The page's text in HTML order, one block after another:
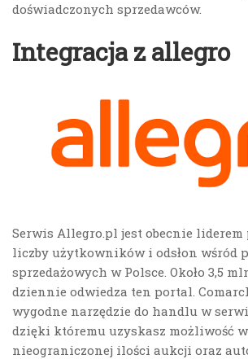
doświadczonych sprzedawców.
Integracja z allegro
Serwis Allegro.pl jest obecnie liderem
liczby użytkowników i odsłon wśród
sprzedażowych w Polsce. Około 3,5
dziennie odwiedza ten portal.
wygodne narzędzie do handlu w
dzięki któremu uzyskasz możliwość
nieograniczonej ilości aukcji oraz